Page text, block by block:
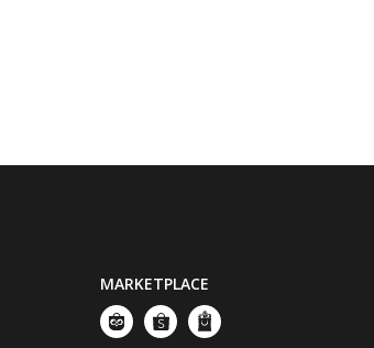
MARKETPLACE